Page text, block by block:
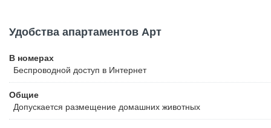
Удобства апартаментов Арт
В номерах
Беспроводной доступ в Интернет
Общие
Допускается размещение домашних животных